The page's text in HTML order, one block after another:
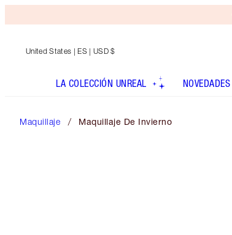
United States | ES | USD $
LA COLECCIÓN UNREAL NOVEDADES
Maquillaje Maquillaje De Invierno